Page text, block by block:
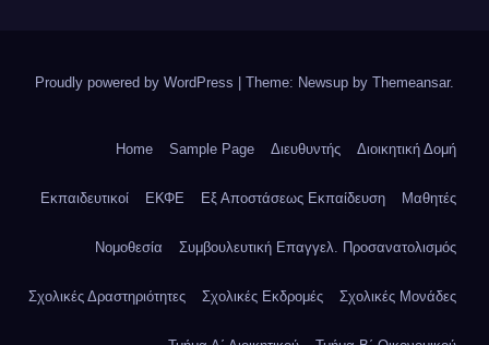
Proudly powered by WordPress Theme: Newsup by Themeansar.
Home Sample Page Διευθυντής Διοικητική Δομή
Εκπαιδευτικοί ΕΚΦΕ Εξ Αποστάσεως Εκπαίδευση Μαθητές
Νομοθεσία Συμβουλευτική Επαγγελ. Προσανατολισμός
Σχολικές Δραστηριότητες Σχολικές Εκδρομές Σχολικές Μονάδες